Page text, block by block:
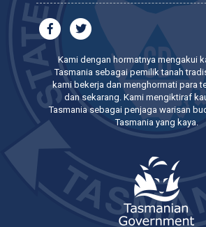
Kami dengan hormatnya mengakui
Tasmania sebagai pemilik tanah
kami bekerja dan menghormati para
dan sekarang. Kami mengiktiraf
Tasmania sebagai penjaga warisan
Tasmania yang kaya.